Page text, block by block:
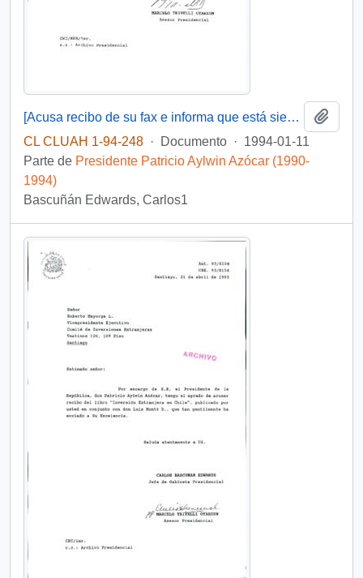
[Acusa recibo de su fax e informa que está siendo estudiado]
CL CLUAH 1-94-248 · Documento · 1994-01-11
Parte de Presidente Patricio Aylwin Azócar (1990-
1994)
Bascuñán Edwards, Carlos1